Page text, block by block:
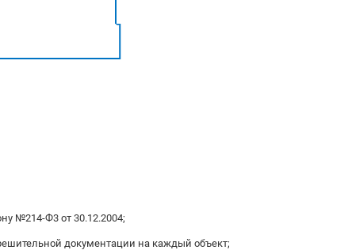
№214-Ф3 от 30.12.2004;
документации на каждый объект;